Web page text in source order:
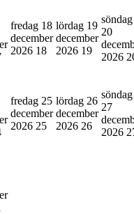
fredag 18
december
2026 18
lördag 19
december
2026 19
söndag
20
2026
fredag 25
december
2026 25
lördag 26
december
2026 26
söndag
27
2026